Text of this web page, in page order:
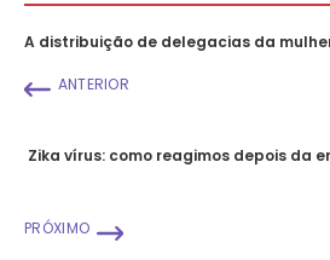
A distribuição de delegacias da
ANTERIOR
Zika vírus: como reagimos depois da
PRÓXIMO